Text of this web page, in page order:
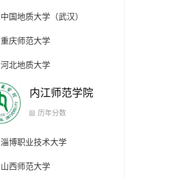
中国地质大学（武汉）
重庆师范大学
河北地质大学
内江师范学院
历年分数
淄博职业技术大学
山西师范大学